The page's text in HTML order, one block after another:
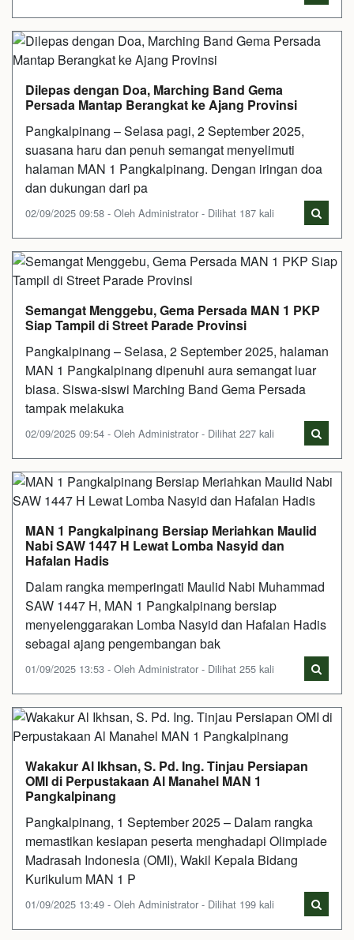
Dilepas dengan Doa, Marching Band Gema
Persada Mantap Berangkat ke Ajang Provinsi
Pangkalpinang – Selasa pagi, 2 September 2025,
suasana haru dan penuh semangat menyelimuti
halaman MAN 1 Pangkalpinang. Dengan iringan doa
dan dukungan dari pa
02/09/2025 09:58 - Oleh Administrator - Dilihat 187 kali
Semangat Menggebu, Gema Persada MAN 1 PKP
Siap Tampil di Street Parade Provinsi
Pangkalpinang – Selasa, 2 September 2025, halaman
MAN 1 Pangkalpinang dipenuhi aura semangat luar
biasa. Siswa-siswi Marching Band Gema Persada
tampak melakuka
02/09/2025 09:54 - Oleh Administrator - Dilihat 227 kali
MAN 1 Pangkalpinang Bersiap Meriahkan Maulid
Nabi SAW 1447 H Lewat Lomba Nasyid dan
Hafalan Hadis
Dalam rangka memperingati Maulid Nabi Muhammad
SAW 1447 H, MAN 1 Pangkalpinang bersiap
menyelenggarakan Lomba Nasyid dan Hafalan Hadis
sebagai ajang pengembangan bak
01/09/2025 13:53 - Oleh Administrator - Dilihat 255 kali
Wakakur Al Ikhsan, S. Pd. Ing. Tinjau Persiapan
OMI di Perpustakaan Al Manahel MAN 1
Pangkalpinang
Pangkalpinang, 1 September 2025 – Dalam rangka
memastikan kesiapan peserta menghadapi Olimpiade
Madrasah Indonesia (OMI), Wakil Kepala Bidang
Kurikulum MAN 1 P
01/09/2025 13:49 - Oleh Administrator - Dilihat 199 kali